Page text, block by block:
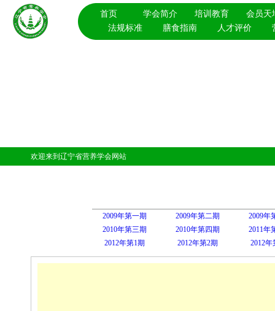
首页 学会简介 培训教育
会员天
法规标准
膳食指南 人才评价
欢迎来到辽宁省营养学会网站
2009年第一期 2009年第二期
2009年
2010年第三期
2010年第四期
2011年
2012年第1期
2012年第2期 2012年